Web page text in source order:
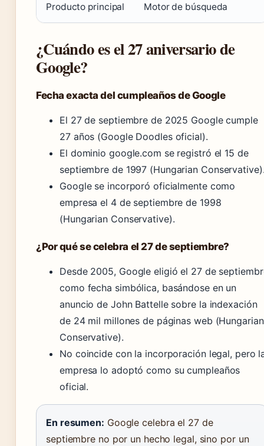
Producto principal Motor de búsqueda
¿Cuándo es el 27 aniversario de
Google?
Fecha exacta del cumpleaños de Google
El 27 de septiembre de 2025 Google cumple
27 años (Google Doodles oficial).
El dominio google.com se registró el 15 de
septiembre de 1997 (Hungarian
Google se incorporó oficialmente como
empresa el 4 de septiembre de 1998
(Hungarian Conservative).
¿Por qué se celebra el 27 de septiembre?
Desde 2005, Google eligió el 27 de
como fecha simbólica, basándose en un
anuncio de John Battelle sobre la indexación
de 24 mil millones de páginas web (Hungarian
Conservative).
No coincide con la incorporación legal, pero
empresa lo adoptó como su cumpleaños
oficial.
En resumen: Google celebra el 27 de
septiembre no por un hecho legal, sino por un